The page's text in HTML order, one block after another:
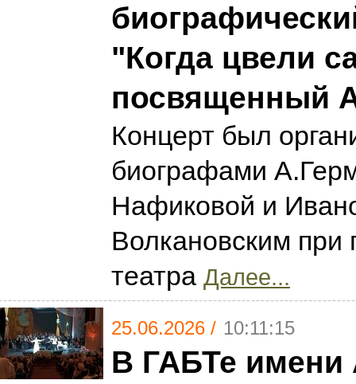
"Когда цвели
посвященный
Концерт был
биографами
Нафиковой и
Волкановским при
театра Далее...
25.06.2026 / 10:11:15
В ГАБТе имени